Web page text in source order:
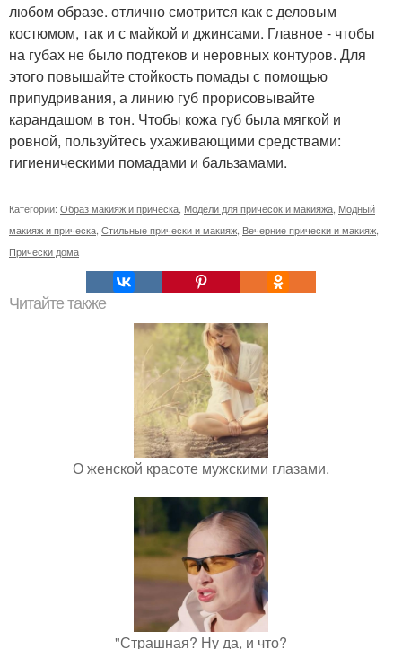
любом образе. отлично смотрится как с деловым
костюмом, так и с майкой и джинсами. Главное - чтобы
на губах не было подтеков и неровных контуров. Для
этого повышайте стойкость помады с помощью
припудривания, а линию губ прорисовывайте
карандашом в тон. Чтобы кожа губ была мягкой и
ровной, пользуйтесь ухаживающими средствами:
гигиеническими помадами и бальзамами.
Категории: Образ макияж и прическа, Модели для причесок и макияжа, Модный
макияж и прическа, Стильные прически и макияж, Вечерние прически и макияж,
Прически дома
Читайте также
О женской красоте мужскими глазами.
"Страшная? Ну да, и что?